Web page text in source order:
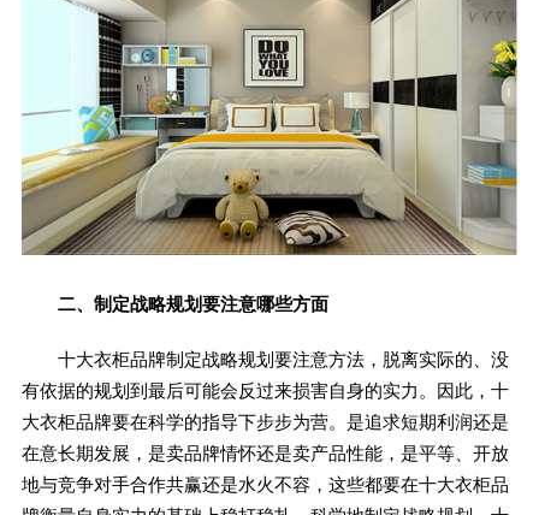
二、制定战略规划要注意哪些方面
十大衣柜品牌制定战略规划要注意方法，脱离实际的、没
有依据的规划到最后可能会反过来损害自身的实力。因此，十
大衣柜品牌要在科学的指导下步步为营。是追求短期利润还是
在意长期发展，是卖品牌情怀还是卖产品性能，是平等、开放
地与竞争对手合作共赢还是水火不容，这些都要在十大衣柜品